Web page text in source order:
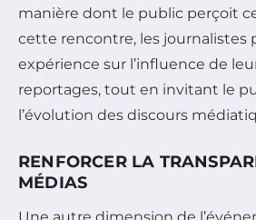
manière dont le public perçoit
cette rencontre, les journalistes
expérience sur l’influence de
reportages, tout en invitant le
l’évolution des discours
RENFORCER LA
MÉDIAS